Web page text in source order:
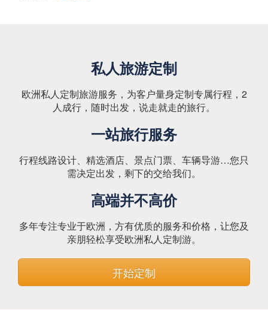
私人旅游定制
欧洲私人定制旅游服务，为客户量身定制专属行程，2
人成行，随时出发，说走就走的旅行。
一站旅行服务
行程线路设计、精选酒店、景点门票、车辆导游…您只
需决定出发，剩下的交给我们。
高端并不高价
多年专注专业于欧洲，方有优质的服务和价格，让您及
亲朋轻松享受欧洲私人定制游。
开始定制